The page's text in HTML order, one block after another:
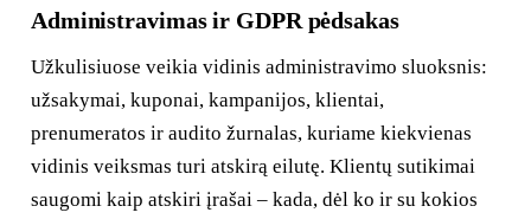
Administravimas ir GDPR pėdsakas
Užkulisiuose veikia vidinis administravimo sluoksnis:
užsakymai, kuponai, kampanijos, klientai,
prenumeratos ir audito žurnalas, kuriame kiekvienas
vidinis veiksmas turi atskirą eilutę. Klientų sutikimai
saugomi kaip atskiri įrašai – kada, dėl ko ir su kokios